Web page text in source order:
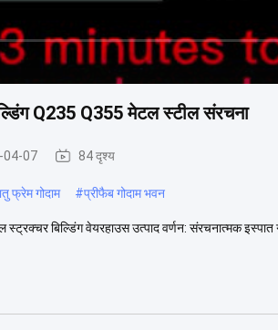
Q235 Q355 मेटल स्टील संरचना
04-07 84 दृश्य
फ्रेम गोदाम #प्रीफैब गोदाम भवन
बिल्डिंग वेयरहाउस उत्पाद वर्णन: संरचनात्मक इस्पात